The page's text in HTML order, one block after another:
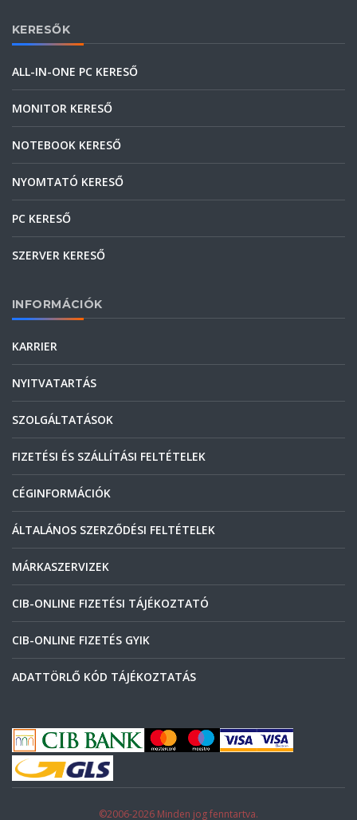
KERESŐK
ALL-IN-ONE PC KERESŐ
MONITOR KERESŐ
NOTEBOOK KERESŐ
NYOMTATÓ KERESŐ
PC KERESŐ
SZERVER KERESŐ
INFORMÁCIÓK
KARRIER
NYITVATARTÁS
SZOLGÁLTATÁSOK
FIZETÉSI ÉS SZÁLLÍTÁSI FELTÉTELEK
CÉGINFORMÁCIÓK
ÁLTALÁNOS SZERZŐDÉSI FELTÉTELEK
MÁRKASZERVIZEK
CIB-ONLINE FIZETÉSI TÁJÉKOZTATÓ
CIB-ONLINE FIZETÉS GYIK
ADATTÖRLŐ KÓD TÁJÉKOZTATÁS
©2006-2026 Minden jog fenntartva.